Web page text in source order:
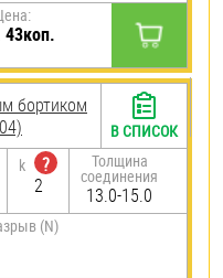
43коп.
бортиком
k
?
2
Толщина
соединения
13.0-15.0
(N)
В СПИСОК